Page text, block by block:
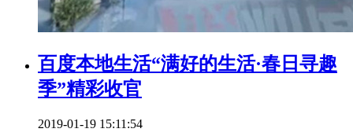
百度本地生活“满好的生活·春日寻趣
季”精彩收官
2019-01-19 15:11:54